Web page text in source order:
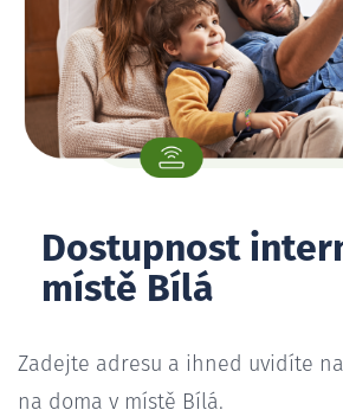
Dostupnost
místě Bílá
Zadejte adresu a ihned uvidíte
na doma v místě Bílá.